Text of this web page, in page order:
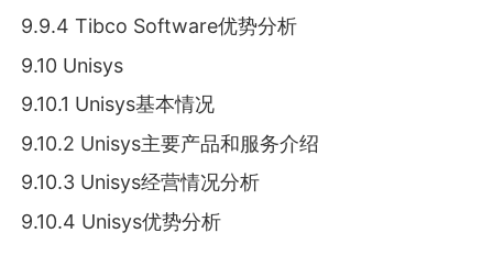
9.9.4 Tibco Software优势分析
9.10 Unisys
9.10.1 Unisys基本情况
9.10.2 Unisys主要产品和服务介绍
9.10.3 Unisys经营情况分析
9.10.4 Unisys优势分析